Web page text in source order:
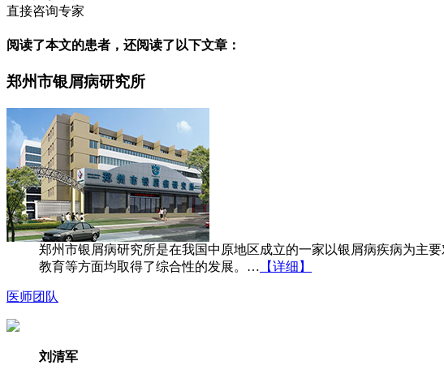
直接咨询专家
阅读了本文的患者，还阅读了以下文章：
郑州市银屑病研究所
郑州市银屑病研究所是在我国中原地区成立的一家以银屑病疾病为主
教育等方面均取得了综合性的发展。… 【详细】
医师团队
刘清军